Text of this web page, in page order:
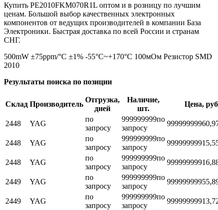
Купить PE2010FKM070R1L оптом и в розницу по лучшим
ценам. Большой выбор качественных электронных
компонентов от ведущих производителей в компании База
Электроники. Быстрая доставка по всей России и странам
СНГ.
500mW ±75ppm/°C ±1% -55°C~+170°C 100мОм Резистор SMD
2010
Результаты поиска по позиции
Склад Производитель
Отгрузка,
дней
Наличие,
шт.
Цена,
2448 YAG
по
запросу
999999999по
запросу
999999999
2448 YAG
по
запросу
999999999по
запросу
999999999
2448 YAG
по
запросу
999999999по
запросу
999999999
2449 YAG
по
запросу
999999999по
запросу
999999999
2449 YAG
по
запросу
999999999по
запросу
999999999